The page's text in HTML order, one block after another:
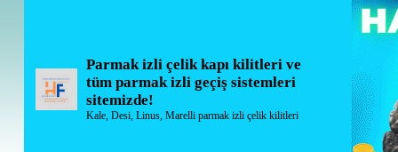
Parmak izli çelik kapı kilitleri ve
tüm parmak izli geçiş sistemleri
sitemizde!
Kale, Desi, Linus, Marelli parmak izli çelik kilitleri